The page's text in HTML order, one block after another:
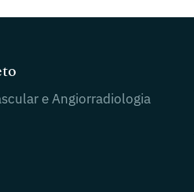
e Angiorradiologia